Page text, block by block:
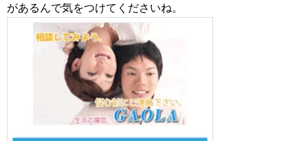
があるんで気をつけてくださいね。